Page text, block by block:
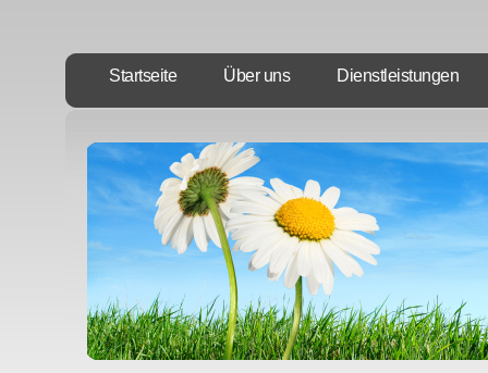
Startseite Über uns Dienstleistungen